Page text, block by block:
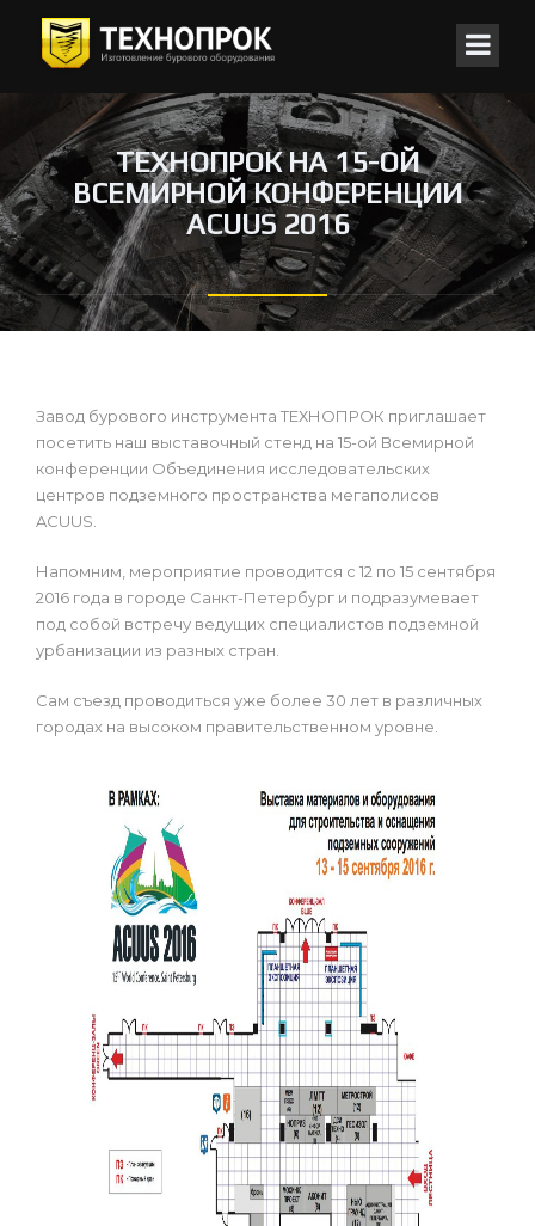
ТЕХНОПРОК НА 15-ОЙ
ВСЕМИРНОЙ КОНФЕРЕНЦИИ
ACUUS 2016
Завод бурового инструмента ТЕХНОПРОК приглашает
посетить наш выставочный стенд на 15-ой Всемирной
конференции Объединения исследовательских
центров подземного пространства мегаполисов
ACUUS.
Напомним, мероприятие проводится с 12 по 15 сентября
2016 года в городе Санкт-Петербург и подразумевает
под собой встречу ведущих специалистов подземной
урбанизации из разных стран.
Сам съезд проводиться уже более 30 лет в различных
городах на высоком правительственном уровне.